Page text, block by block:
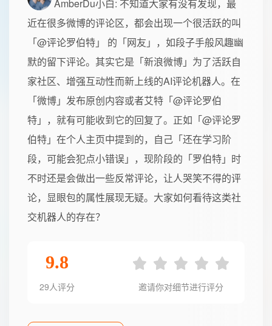
AmberDu小白: 不知道大家有没有发现，最
近在很多微博的评论区，都会出现一个很活跃的叫
「@评论罗伯特」 的「网友」，如段子手般风趣幽
默的留下评论。其实它是「新浪微博」为了活跃自
家社区、增强互动性而新上线的AI评论机器人。在
「微博」发布原创内容或者艾特「@评论罗伯
特」，就有可能收到它的回复了。正如「@评论罗
伯特」在个人主页中提到的，自己「还在学习阶
段，可能会犯点小错误」，现阶段的「罗伯特」时
不时还是会做出一些反常评论，让人哭笑不得的评
论，显眼包的属性展现无疑。大家如何看待这类社
交机器人的存在？
9.8
29人评分 邀请你对细节进行评分